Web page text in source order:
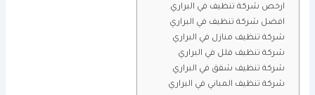
ارخص شركة تنظيف في البراري
افضل شركة تنظيف في البراري
شركة تنظيف منازل في البراري
شركة تنظيف فلل في البراري
شركة تنظيف شقق في البراري
شركة تنظيف المباني في البراري